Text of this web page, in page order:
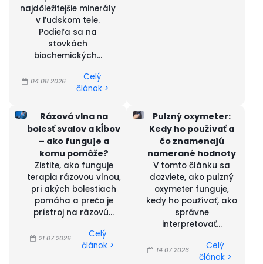
04.08.2026
najdôležitejšie minerály
v ľudskom tele.
Podieľa sa na
stovkách
biochemických...
Celý
článok >
Rázová vlna na
bolesť svalov a kĺbov
– ako funguje a
komu pomôže?
21.07.2026
Zistite, ako funguje
terapia rázovou vlnou,
pri akých bolestiach
pomáha a prečo je
prístroj na rázovú...
Celý
článok >
Pulzný oxymeter:
Kedy ho používať a
čo znamenajú
namerané hodnoty
14.07.2026
V tomto článku sa
dozviete, ako pulzný
oxymeter funguje,
kedy ho používať, ako
správne
interpretovať...
Celý
článok >